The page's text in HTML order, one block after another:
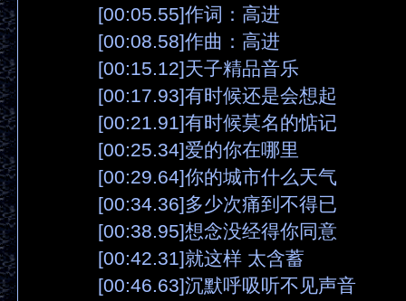
[00:05.55]作词：高进
[00:08.58]作曲：高进
[00:15.12]天子精品音乐
[00:17.93]有时候还是会想起
[00:21.91]有时候莫名的惦记
[00:25.34]爱的你在哪里
[00:29.64]你的城市什么天气
[00:34.36]多少次痛到不得已
[00:38.95]想念没经得你同意
[00:42.31]就这样 太含蓄
[00:46.63]沉默呼吸听不见声音